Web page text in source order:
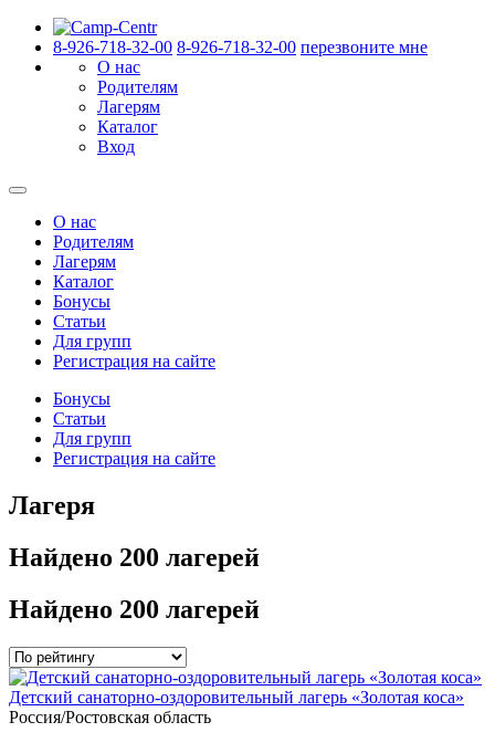
8-926-718-32-00 8-926-718-32-00 перезвоните мне
О нас
Родителям
Лагерям
Каталог
Вход
О нас
Родителям
Лагерям
Каталог
Бонусы
Статьи
Для групп
Регистрация на сайте
Бонусы
Статьи
Для групп
Регистрация на сайте
Лагеря
Найдено 200 лагерей
Найдено 200 лагерей
Детский санаторно-оздоровительный лагерь «Золотая коса»
Россия/Ростовская область